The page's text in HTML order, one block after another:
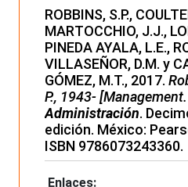
ROBBINS, S.P.,
MARTOCCHIO, J.J.,
PINEDA AYALA, L.E.,
VILLASEÑOR, D.M. y
GÓMEZ, M.T., 2017.
P., 1943-
Administración.
edición. México:
ISBN 9786073243360.
Enlaces: